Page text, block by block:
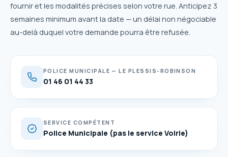
fournir et les modalités précises selon votre rue. Anticipez 3
semaines minimum avant la date — un délai non négociable
au-delà duquel votre demande pourra être refusée.
POLICE MUNICIPALE — LE PLESSIS-ROBINSON
01 46 01 44 33
SERVICE COMPÉTENT
Police Municipale (pas le service Voirie)